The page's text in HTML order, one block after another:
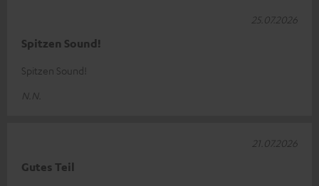
Spitzen Sound!
Spitzen Sound!
N.N.
25.07.2026
Gutes Teil
21.07.2026